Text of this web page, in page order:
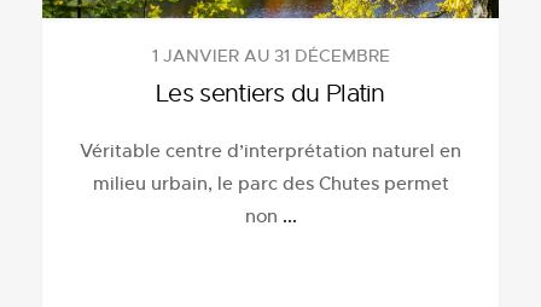
1 JANVIER AU 31 DÉCEMBRE
Les sentiers du Platin
Véritable centre d’interprétation naturel en
milieu urbain, le parc des Chutes permet
non ...